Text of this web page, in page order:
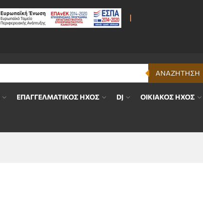
ΑΝΑΖΗΤΗΣΗ
ΕΠΑΓΓΕΛΜΑΤΙΚΟΣ ΗΧΟΣ DJ ΟΙΚΙΑΚΟΣ ΗΧΟΣ